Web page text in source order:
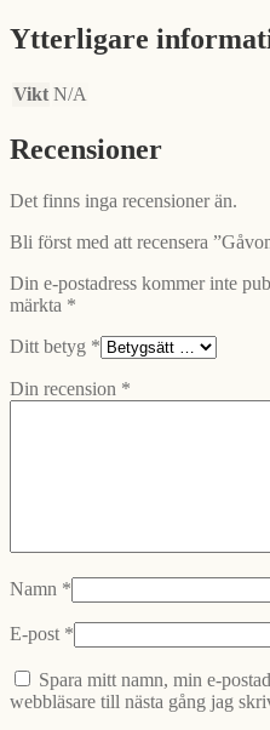
Ytterligare
Vikt N/A
Recensioner
Det finns inga recensioner än.
Bli först med att recensera
Din e-postadress kommer inte
märkta *
Ditt betyg *
Din recension *
Namn *
E-post *
Spara mitt namn, min e-
webbläsare till nästa gång jag